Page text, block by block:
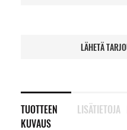
LÄHETÄ
TUOTTEEN
KUVAUS
LISÄTIETOJA